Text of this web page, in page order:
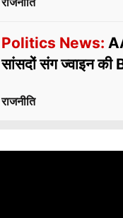
Politics News:
सांसदों संग ज्वाइन की
राजनीति